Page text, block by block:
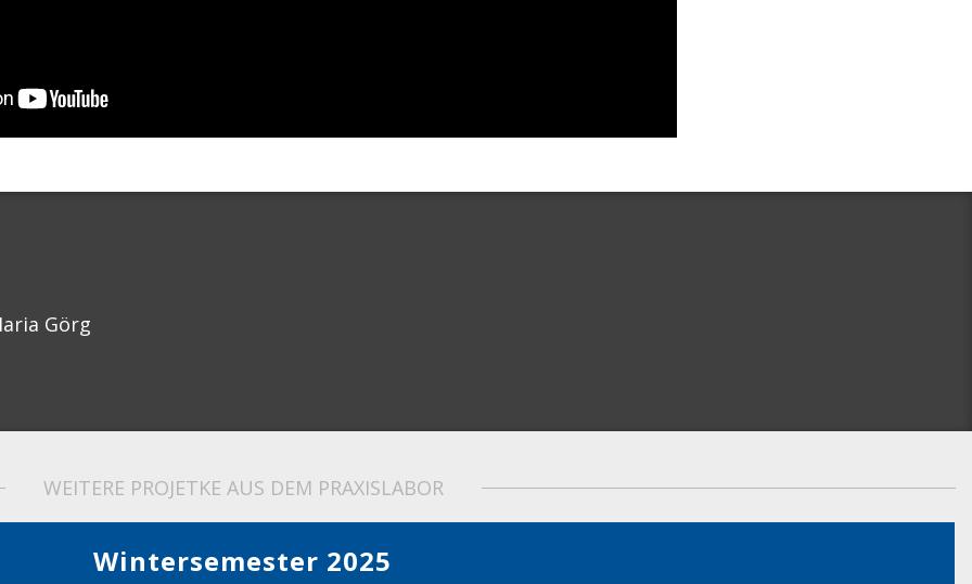
Görg
WEITERE PROJETKE AUS DEM PRAXISLABOR
Wintersemester 2025